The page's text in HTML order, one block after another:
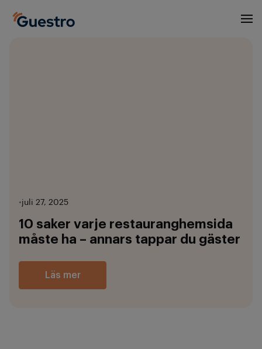
•juli 27, 2025
10 saker varje restauranghemsida
måste ha – annars tappar du gäster
Läs mer